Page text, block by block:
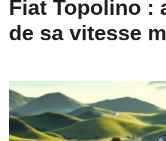
Fiat Topolino :
de sa vitesse